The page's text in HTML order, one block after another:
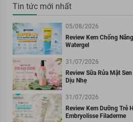
Tin tức mới nhất
05/08/2026
Review Kem Chống
Watergel
31/07/2026
Review Sữa Rửa Mặt
Dịu Nhẹ
31/07/2026
Review Kem Dưỡng Trẻ
Embryolisse Filaderme